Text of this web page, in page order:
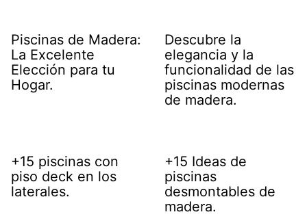
Piscinas de Madera:
La Excelente
Elección para tu
Hogar.
Descubre la
elegancia y la
funcionalidad de las
piscinas modernas
de madera.
+15 piscinas con
piso deck en los
laterales.
+15 Ideas de
piscinas
desmontables de
madera.